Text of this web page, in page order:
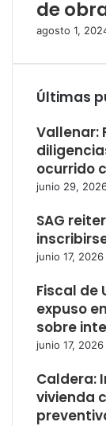
de
agosto 1,
Últimas
Vallenar:
ocurrido
junio 29,
SAG
junio 17, 2026
Fiscal de
expuso
sobre
junio 17, 2026
Caldera:
vivienda